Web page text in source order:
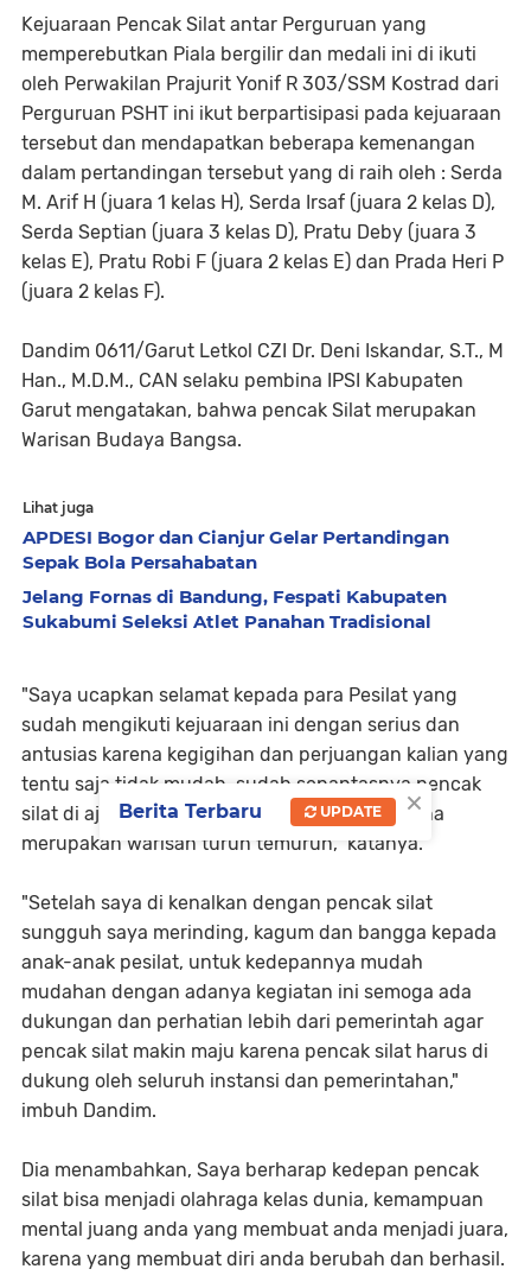
Kejuaraan Pencak Silat antar Perguruan yang
memperebutkan Piala bergilir dan medali ini di ikuti
oleh Perwakilan Prajurit Yonif R 303/SSM Kostrad dari
Perguruan PSHT ini ikut berpartisipasi pada kejuaraan
tersebut dan mendapatkan beberapa kemenangan
dalam pertandingan tersebut yang di raih oleh : Serda
M. Arif H (juara 1 kelas H), Serda Irsaf (juara 2 kelas D),
Serda Septian (juara 3 kelas D), Pratu Deby (juara 3
kelas E), Pratu Robi F (juara 2 kelas E) dan Prada Heri P
(juara 2 kelas F).
Dandim 0611/Garut Letkol CZI Dr. Deni Iskandar, S.T., M
Han., M.D.M., CAN selaku pembina IPSI Kabupaten
Garut mengatakan, bahwa pencak Silat merupakan
Warisan Budaya Bangsa.
Lihat juga
APDESI Bogor dan Cianjur Gelar Pertandingan
Sepak Bola Persahabatan
Jelang Fornas di Bandung, Fespati Kabupaten
Sukabumi Seleksi Atlet Panahan Tradisional
"Saya ucapkan selamat kepada para Pesilat yang
sudah mengikuti kejuaraan ini dengan serius dan
antusias karena kegigihan dan perjuangan kalian yang
tentu saja tidak mudah, sudah sepantasnya pencak
silat di ajarkan kepada generasi penerus karena
merupakan warisan turun temurun," katanya.
"Setelah saya di kenalkan dengan pencak silat
sungguh saya merinding, kagum dan bangga kepada
anak-anak pesilat, untuk kedepannya mudah
mudahan dengan adanya kegiatan ini semoga ada
dukungan dan perhatian lebih dari pemerintah agar
pencak silat makin maju karena pencak silat harus di
dukung oleh seluruh instansi dan pemerintahan,"
imbuh Dandim.
Dia menambahkan, Saya berharap kedepan pencak
silat bisa menjadi olahraga kelas dunia, kemampuan
mental juang anda yang membuat anda menjadi juara,
karena yang membuat diri anda berubah dan berhasil.
×
Berita Terbaru UPDATE